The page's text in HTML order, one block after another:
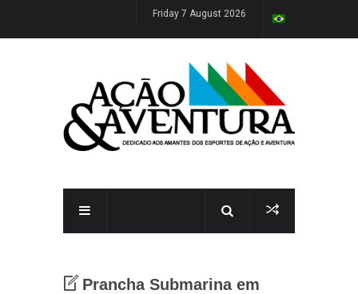
Friday 7 August 2026
Prancha Submarina em